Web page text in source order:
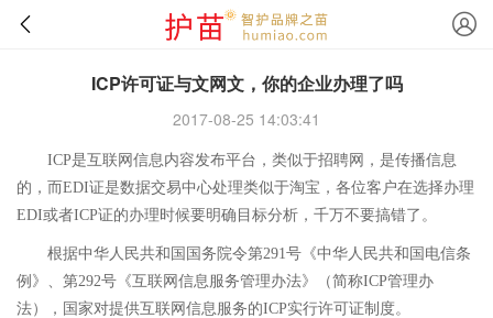
ICP许可证与文网文，你的企业办理了吗
2017-08-25 14:03:41
ICP是互联网信息内容发布平台，类似于招聘网，是传‌‌播信息
的，而EDI证是数据交易中心处理类似于淘宝，各位客户在选择办理
EDI或者ICP证的办理时候要明确目标分析，千万不要搞错了。
根据中华人民共和国国务院令第291号《中华人民共和国电信条
例》、第292号《互联网信息服务管理办法》（简称ICP管理办
法），国家对提供互联网信息服务的ICP实行许可证制度。